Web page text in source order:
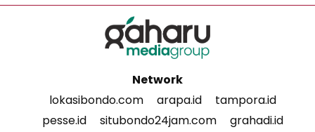
Network
lokasibondo.com
arapa.id
tampora.id
pesse.id
situbondo24jam.com
grahadi.id